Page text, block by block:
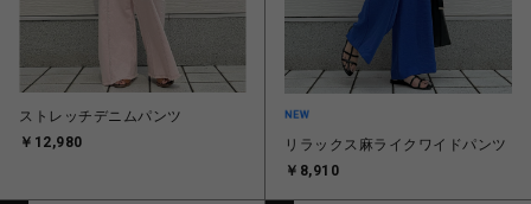
ストレッチデニムパンツ
￥12,980
リラックス麻ライクワイドパンツ
￥8,910